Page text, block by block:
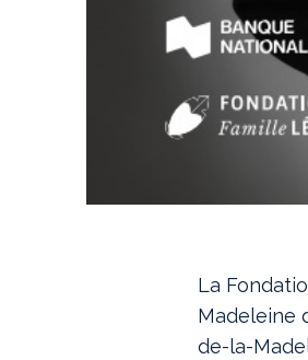
La
Madeleine
de-la-